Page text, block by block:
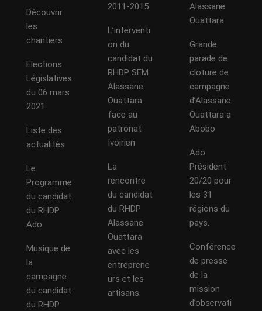
Découvrir
les
chantiers
Elections
Législatives
du 06 mars
2021.
Liste des
actualités
Le
Programme
du candidat
du RHDP
Ado
Musique de
la
campagne
du candidat
du RHDP
2011-2015
L’interventi
on du
candidat du
RHDP SEM
Alassane
Ouattara
face au
patronat
Ivoirien
La
rencontre
du candidat
du RHDP
Alassane
Ouattara
avec les
entreprene
urs et les
artisans.
Alassane
Ouattara
Grande
parade de
cloture de
campagne
d’Alassane
Ouattara a
Abobo
Ado
Président
20/20 pour
les 31
régions du
pays.
Conférence
de presse
de la
mission
d’observati